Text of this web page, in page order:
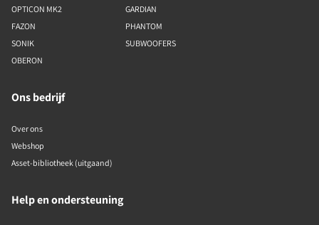
OPTICON MK2
FAZON
SONIK
OBERON
GARDIAN
PHANTOM
SUBWOOFERS
Ons bedrijf
Over ons
Webshop
Asset-bibliotheek (uitgaand)
Help en ondersteuning